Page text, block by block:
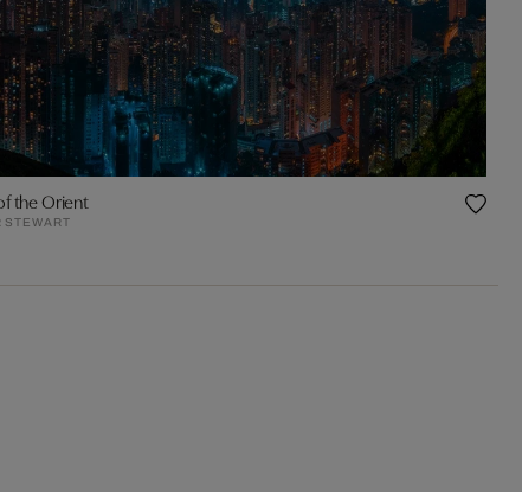
the Orient
STEWART